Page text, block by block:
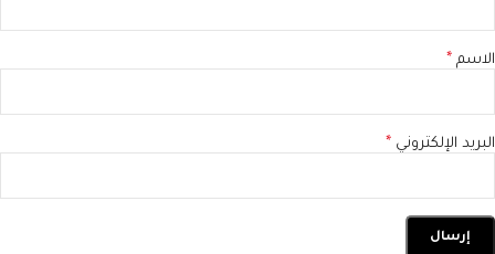
الاسم *
البريد الإلكتروني *